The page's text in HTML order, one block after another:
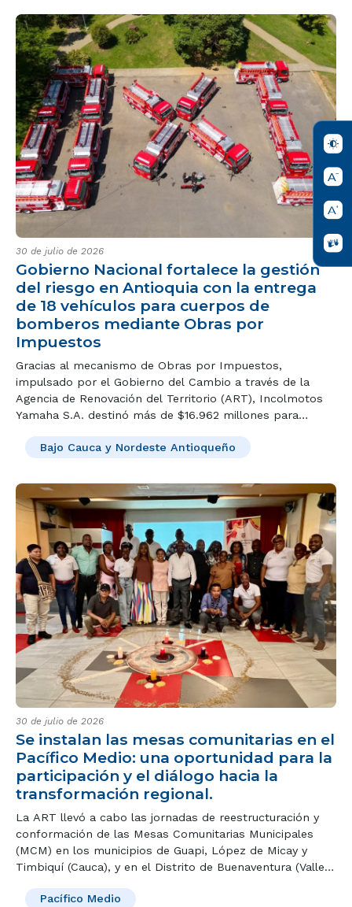
30 de julio de 2026
Gobierno Nacional fortalece la gestión
del riesgo en Antioquia con la entrega
de 18 vehículos para cuerpos de
bomberos mediante Obras por
Impuestos
Gracias al mecanismo de Obras por Impuestos,
impulsado por el Gobierno del Cambio a través de la
Agencia de Renovación del Territorio (ART), Incolmotos
Yamaha S.A. destinó más de $16.962 millones para
de socorro en 18 municipios PDET y ZOMAC de Antioquia.
Bajo Cauca y Nordeste Antioqueño
30 de julio de 2026
Se instalan las mesas comunitarias en el
Pacífico Medio: una oportunidad para la
participación y el diálogo hacia la
transformación regional.
La ART llevó a cabo las jornadas de reestructuración y
conformación de las Mesas Comunitarias Municipales
(MCM) en los municipios de Guapi, López de Micay y
Timbiquí (Cauca), y en el Distrito de Buenaventura (Valle
ciudadana y representativa para fortalecer la gobernanza
Pacífico Medio